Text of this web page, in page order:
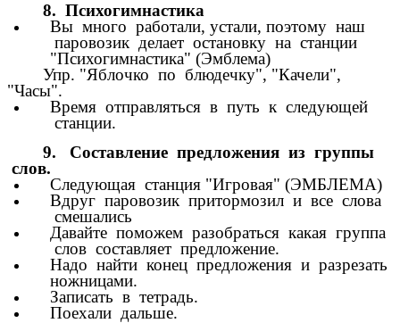
8. Психогимнастика
Вы много работали, устали, поэтому наш
паровозик делает остановку на станции
"Психогимнастика" (Эмблема)
Упр. "Яблочко по блюдечку", "Качели",
"Часы".
Время отправляться в путь к следующей
станции.
9. Составление предложения из группы
слов.
Следующая станция "Игровая" (ЭМБЛЕМА)
Вдруг паровозик притормозил и все слова
смешались
Давайте поможем разобраться какая группа
слов составляет предложение.
Надо найти конец предложения и разрезать
ножницами.
Записать в тетрадь.
Поехали дальше.